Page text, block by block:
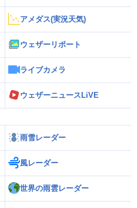
アメダス(実況天気)
ウェザーリポート
ライブカメラ
ウェザーニュースLiVE
雨雪レーダー
風レーダー
世界の雨雲レーダー